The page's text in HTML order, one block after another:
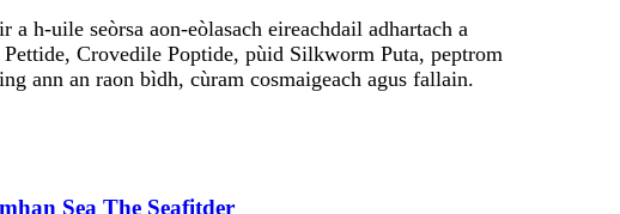
h-uile seòrsa aon-eòlasach eireachdail adhartach a
Crovedile Poptide, pùid Silkworm Puta, peptrom
ann an raon bìdh, cùram cosmaigeach agus fallain.
Sea The Seafitder